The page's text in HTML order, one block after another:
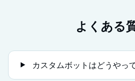
よくある
カスタムボットはどうやっ